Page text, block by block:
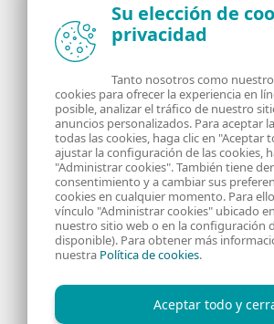
Noticias, opiniones y análisis de la comunidad de
seguridad de ESET
Acerca de RSS Feed
Contáctanos
Información Legal Política
Política de privacidad
Su elección de
privacidad
Tanto nosotros como
cookies para ofrecer la experiencia en
posible, analizar el tráfico de nuestro
anuncios personalizados. Para aceptar
todas las cookies, haga clic en "Aceptar
ajustar la configuración de las cookies,
"Administrar cookies". También tiene
consentimiento y a cambiar sus
cookies en cualquier momento. Para
vínculo "Administrar cookies" ubicado
nuestro sitio web o en la configuración
disponible). Para obtener más
nuestra Política de cookies.
Aceptar todo y